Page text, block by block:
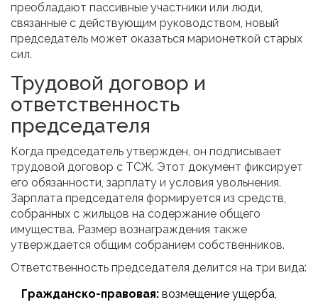
преобладают пассивные участники или люди,
связанные с действующим руководством, новый
председатель может оказаться марионеткой старых
сил.
Трудовой договор и
ответственность
председателя
Когда председатель утвержден, он подписывает
трудовой договор с ТСЖ. Этот документ фиксирует
его обязанности, зарплату и условия увольнения.
Зарплата председателя формируется из средств,
собранных с жильцов на содержание общего
имущества. Размер вознаграждения также
утверждается общим собранием собственников.
Ответственность председателя делится на три вида:
Гражданско-правовая: возмещение ущерба,